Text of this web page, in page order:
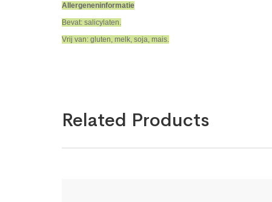
Allergeneninformatie
Bevat: salicylaten.
Vrij van: gluten, melk, soja, mais.
Related Products